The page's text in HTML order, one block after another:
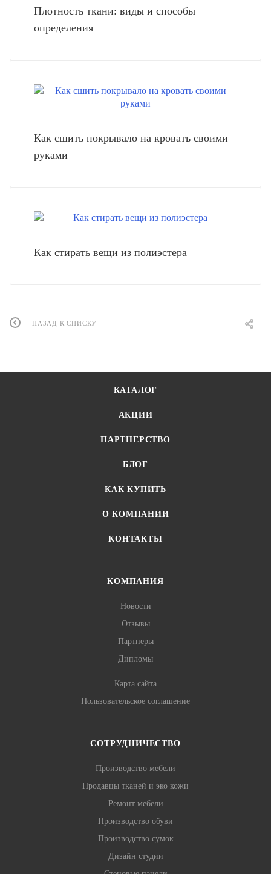
Плотность ткани: виды и способы
определения
Как сшить покрывало на кровать своими
руками
Как стирать вещи из полиэстера
НАЗАД К СПИСКУ
КАТАЛОГ
АКЦИИ
ПАРТНЕРСТВО
БЛОГ
КАК КУПИТЬ
О КОМПАНИИ
КОНТАКТЫ
КОМПАНИЯ
Новости
Отзывы
Партнеры
Дипломы
Карта сайта
Пользовательское соглашение
СОТРУДНИЧЕСТВО
Производство мебели
Продавцы тканей и эко кожи
Ремонт мебели
Производство обуви
Производство сумок
Дизайн студии